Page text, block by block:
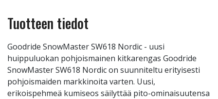
Tuotteen tiedot
Goodride SnowMaster SW618 Nordic - uusi
huippuluokan pohjoismainen kitkarengas Goodride
SnowMaster SW618 Nordic on suunniteltu erityisesti
pohjoismaiden markkinoita varten. Uusi,
erikoispehmeä kumiseos säilyttää pito-ominaisuutensa